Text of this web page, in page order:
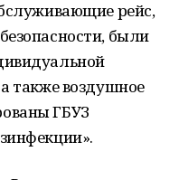
рейс,
были
также воздушное
ГБУЗ